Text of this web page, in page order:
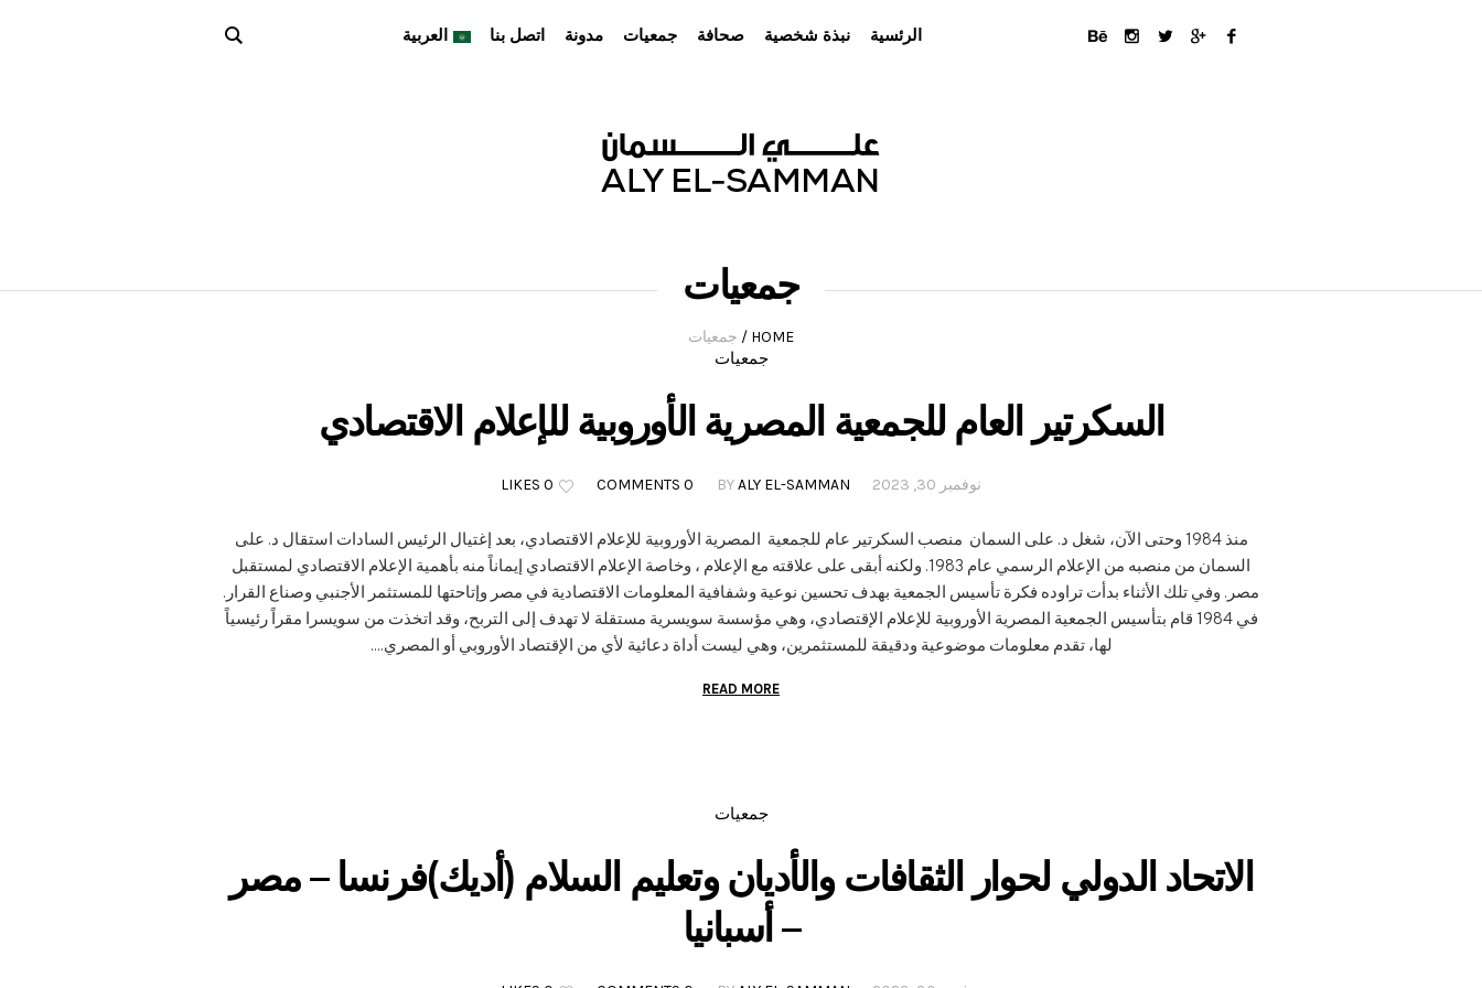
الرئسية نبذة شخصية صحافة جمعيات مدونة اتصل بنا العربية
جمعيات
HOME
/ جمعيات
جمعيات
السكرتير العام للجمعية المصرية الأوروبية للإعلام الاقتصادي
نوفمبر 30, 2023 BYALY EL-SAMMAN
0 COMMENTS
0 LIKES
منذ 1984 وحتى الآن، شغل د. على السمان منصب السكرتير عام للجمعية المصرية الأوروبية للإعلام الاقتصادي، بعد إغتيال الرئيس السادات استقال د. على
السمان من منصبه من الإعلام الرسمي عام 1983. ولكنه أبقى على علاقته مع الإعلام ، وخاصة الإعلام الاقتصادي إيماناً منه بأهمية الإعلام الاقتصادي لمستقبل
مصر. وفي تلك الأثناء بدأت تراوده فكرة تأسيس الجمعية بهدف تحسين نوعية وشفافية المعلومات الاقتصادية في مصر وإتاحتها للمستثمر الأجنبي وصناع القرار.
في 1984 قام بتأسيس الجمعية المصرية الأوروبية للإعلام الإقتصادي، وهي مؤسسة سويسرية مستقلة لا تهدف إلى التربح، وقد اتخذت من سويسرا مقراً رئيسياً
لها، تقدم معلومات موضوعية ودقيقة للمستثمرين، وهي ليست أداة دعائية لأي من الإقتصاد الأوروبي أو المصري....
READ MORE
جمعيات
الاتحاد الدولي لحوار الثقافات والأديان وتعليم السلام (أديك)فرنسا – مصر
– أسبانيا